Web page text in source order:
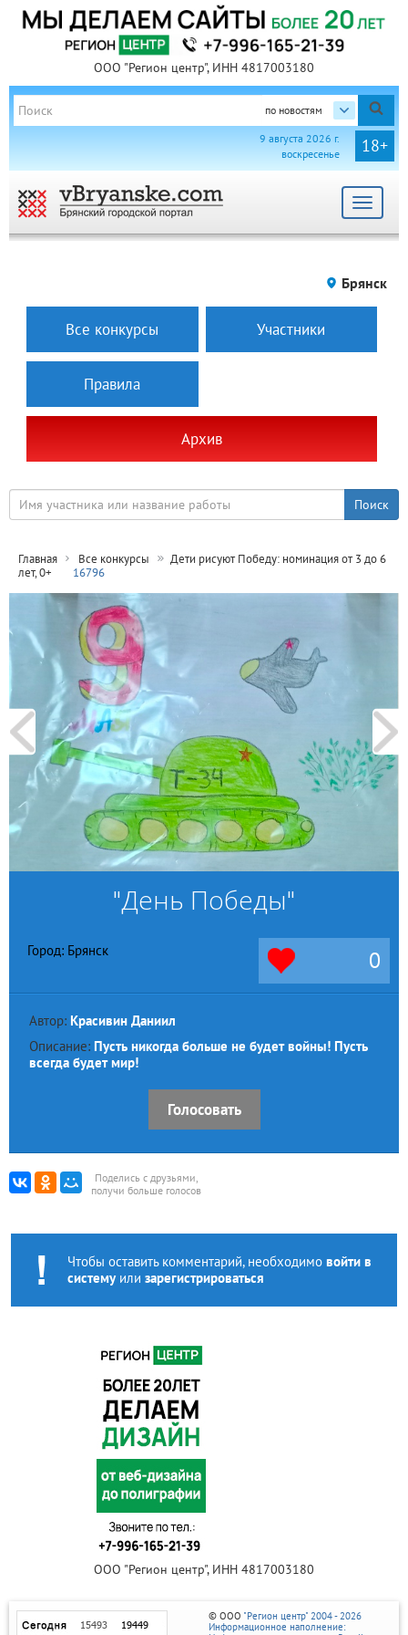
ООО "Регион центр", ИНН 4817003180
по новостям
18+
9 августа 2026 г.
воскресенье
Toggle
Брянск
Все конкурсы Участники
Правила
Архив
Главная Все конкурсы
Дети рисуют Победу: номинация от 3 до 6
лет, 0+
16796
"День Победы"
Город: Брянск 0
Автор: Красивин Даниил
Описание: Пусть никогда больше не будет войны! Пусть
всегда будет мир!
Голосовать
Поделись с друзьями,
получи больше голосов
Чтобы оставить комментарий, необходимо войти в
системуили зарегистрироваться
ООО "Регион центр", ИНН 4817003180
© ООО "Регион центр" 2004 - 2026
Информационное наполнение: